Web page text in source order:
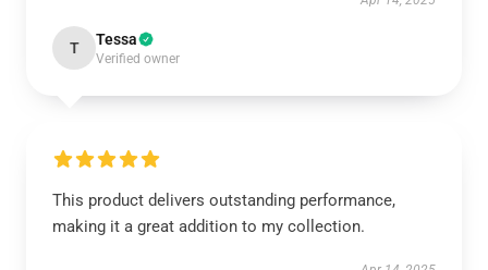
T Tessa
Verified owner
This product delivers outstanding performance,
making it a great addition to my collection.